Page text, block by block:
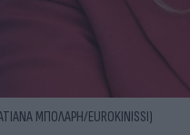
ΜΠΟΛΑΡΗ/EUROKINISSI)